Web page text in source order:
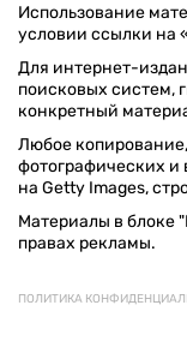
Использование
условии ссылки на
Для интернет-
поисковых систем,
конкретный
Любое
фотографических
на Getty Images,
Материалы в блоке
правах рекламы.
ПОЛИТИКА
© 1994–2026 «ЗЕРКАЛО